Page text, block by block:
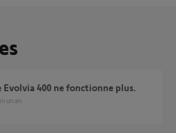
400 ne fonctionne plus.
un an